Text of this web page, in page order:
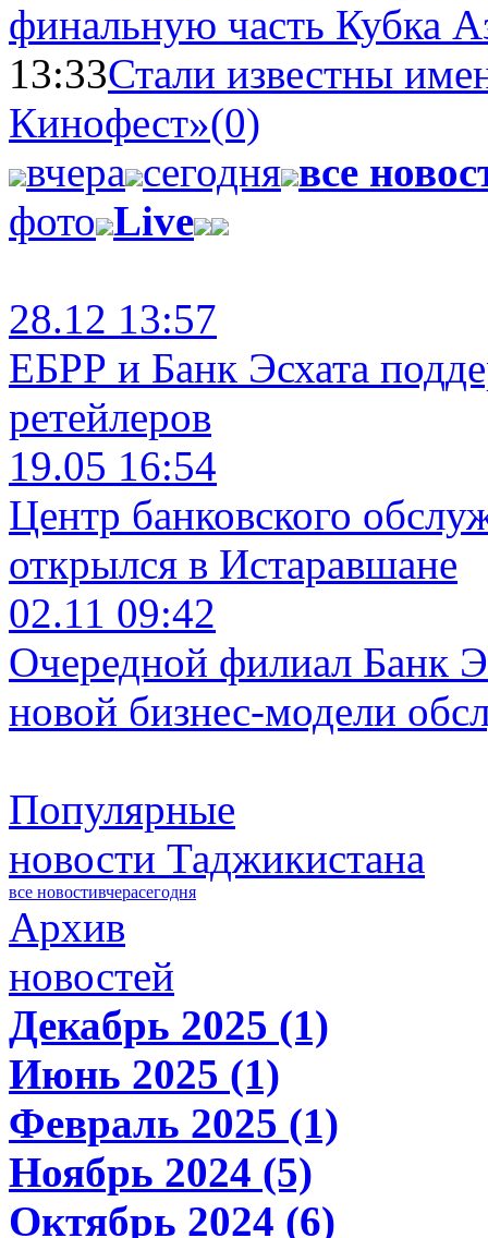
финальную часть Кубка
13:33Стали известны
Кинофест»(0)
вчера сегодня все
фото Live
28.12 13:57
ЕБРР и Банк Эсхата
ретейлеров
19.05 16:54
Центр банковского
открылся в Истаравшане
02.11 09:42
Очередной филиал Банк
новой бизнес-модели
Популярные
новости Таджикистана
все новостивчерасегодня
Архив
новостей
Декабрь 2025 (1)
Июнь 2025 (1)
Февраль 2025 (1)
Ноябрь 2024 (5)
Октябрь 2024 (6)